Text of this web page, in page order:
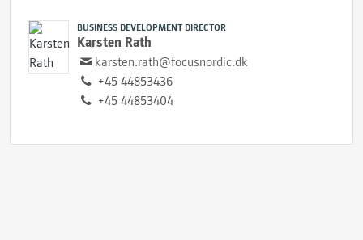
BUSINESS DEVELOPMENT DIRECTOR
Karsten Rath
karsten.rath@focusnordic.dk
+45 44853436
+45 44853404